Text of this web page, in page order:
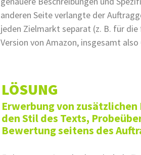
anderen Seite verlangte der
jeden Zielmarkt separat (z. B. für
Version von Amazon, insgesamt also
LÖSUNG
Erwerbung von
den Stil des Texts,
Bewertung seitens des